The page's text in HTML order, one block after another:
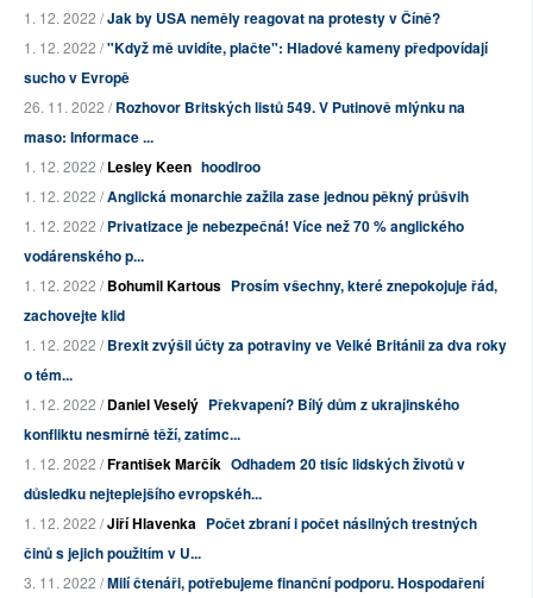
1. 12. 2022 /Jak by USA neměly reagovat na protesty v Číně?
1. 12. 2022 /"Když mě uvidíte, plačte": Hladové kameny předpovídají
sucho v Evropě
26. 11. 2022 /Rozhovor Britských listů 549. V Putinově mlýnku na
maso: Informace ...
1. 12. 2022 /Lesley Keen hoodlroo
1. 12. 2022 /Anglická monarchie zažila zase jednou pěkný průšvih
1. 12. 2022 /Privatizace je nebezpečná! Více než 70 % anglického
vodárenského p...
1. 12. 2022 /Bohumil Kartous Prosím všechny, které znepokojuje řád,
zachovejte klid
1. 12. 2022 /Brexit zvýšil účty za potraviny ve Velké Británii za dva roky
o tém...
1. 12. 2022 /Daniel Veselý Překvapení? Bílý dům z ukrajinského
konfliktu nesmírně těží, zatímc...
1. 12. 2022 /František Marčík Odhadem 20 tisíc lidských životů v
důsledku nejteplejšího evropskéh...
1. 12. 2022 /Jiří Hlavenka Počet zbraní i počet násilných trestných
činů s jejich použitím v U...
3. 11. 2022 /Milí čtenáři, potřebujeme finanční podporu. Hospodaření